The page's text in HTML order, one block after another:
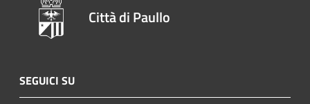
Città di Paullo
SEGUICI SU